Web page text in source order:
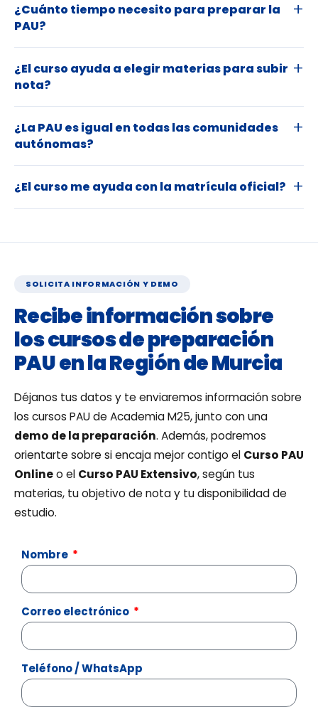
¿Cuánto tiempo necesito para preparar la
PAU?
¿El curso ayuda a elegir materias para subir
nota?
¿La PAU es igual en todas las comunidades
autónomas?
¿El curso me ayuda con la matrícula oficial?
SOLICITA INFORMACIÓN Y DEMO
Recibe información sobre
los cursos de preparación
PAU en la Región de Murcia
Déjanos tus datos y te enviaremos información sobre
los cursos PAU de Academia M25, junto con una
demo de la preparación. Además, podremos
orientarte sobre si encaja mejor contigo el Curso PAU
Onlineo el Curso PAU Extensivo, según tus
materias, tu objetivo de nota y tu disponibilidad de
estudio.
Nombre
Correo electrónico
Teléfono / WhatsApp